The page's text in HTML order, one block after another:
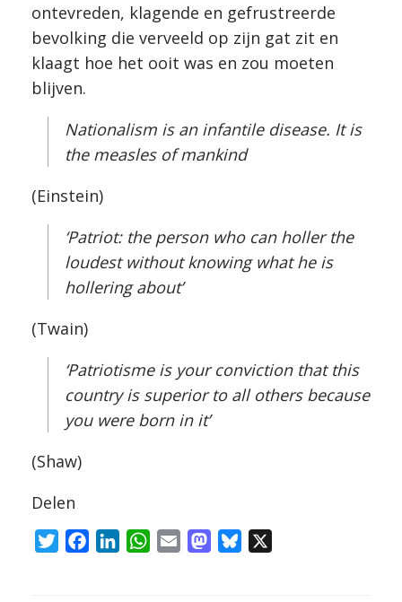
ontevreden, klagende en gefrustreerde
bevolking die verveeld op zijn gat zit en
klaagt hoe het ooit was en zou moeten
blijven.
Nationalism is an infantile disease. It is
the measles of mankind
(Einstein)
‘Patriot: the person who can holler the
loudest without knowing what he is
hollering about’
(Twain)
‘Patriotisme is your conviction that this
country is superior to all others because
you were born in it’
(Shaw)
Delen
W
M